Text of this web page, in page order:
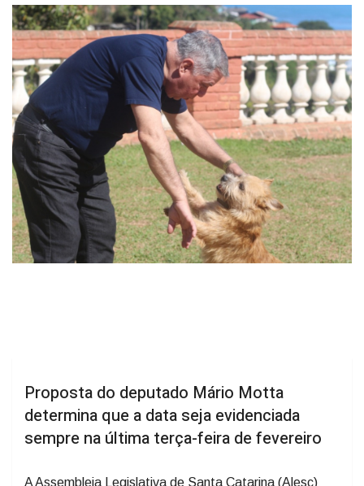
determina que a data seja evidenciada
sempre na última terça-feira de fevereiro
aprovou por unanimidade, na sessão desta quarta-